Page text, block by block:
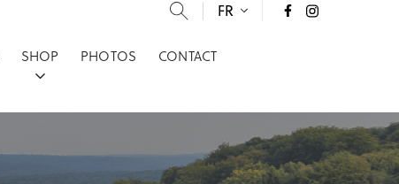
SHOP PHOTOS CONTACT
FR